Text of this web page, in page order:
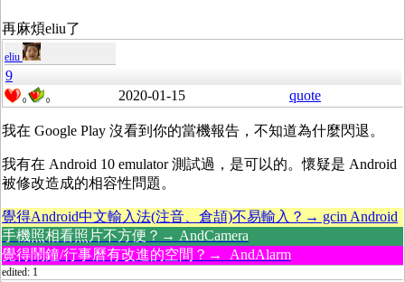
再麻煩eliu了
eliu
9
0 0 2020-01-15 quote
我在 Google Play 沒看到你的當機報告，不知道為什麼閃退。
我有在 Android 10 emulator 測試過，是可以的。懷疑是 Android
被修改造成的相容性問題。
覺得Android中文輸入法(注音、倉頡)不易輸入？→ gcin Android
手機照相看照片不方便？→ AndCamera
覺得鬧鐘/行事曆有改進的空間？→ AndAlarm
edited: 1